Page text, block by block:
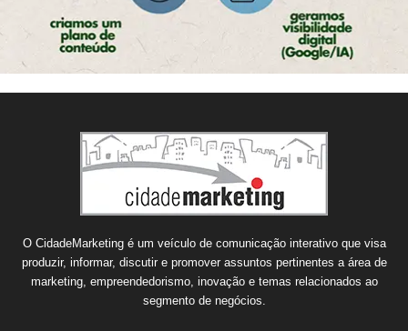
O CidadeMarketing é um veículo de comunicação interativo que visa
produzir, informar, discutir e promover assuntos pertinentes a área de
marketing, empreendedorismo, inovação e temas relacionados ao
segmento de negócios.